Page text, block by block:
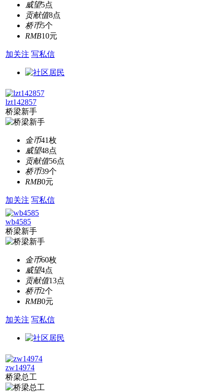
威望5点
贡献值8点
桥币5个
RMB10元
加关注 写私信
lzt142857
桥梁新手
金币41枚
威望48点
贡献值56点
桥币39个
RMB0元
加关注 写私信
wb4585
桥梁新手
金币60枚
威望4点
贡献值13点
桥币2个
RMB0元
加关注 写私信
zw14974
桥梁总工